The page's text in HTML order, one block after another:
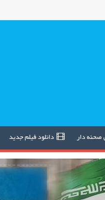
صحنه دار دانلود فیلم جدید